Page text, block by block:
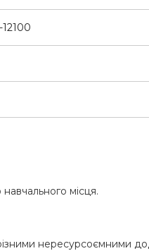
місця.
нересурсоємними